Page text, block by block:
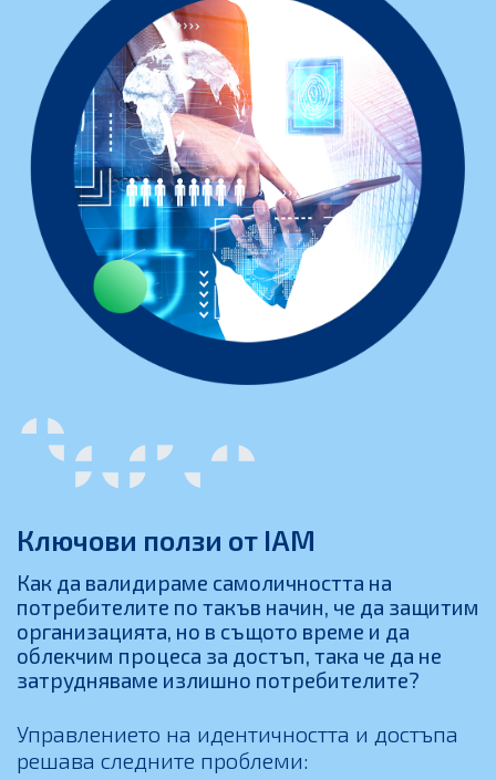
Ключови ползи от IAM
Как да валидираме самоличността на
потребителите по такъв начин, че да защитим
организацията, но в същото време и да
облекчим процеса за достъп, така че да не
затрудняваме излишно потребителите?
Управлението на идентичността и достъпа
решава следните проблеми: